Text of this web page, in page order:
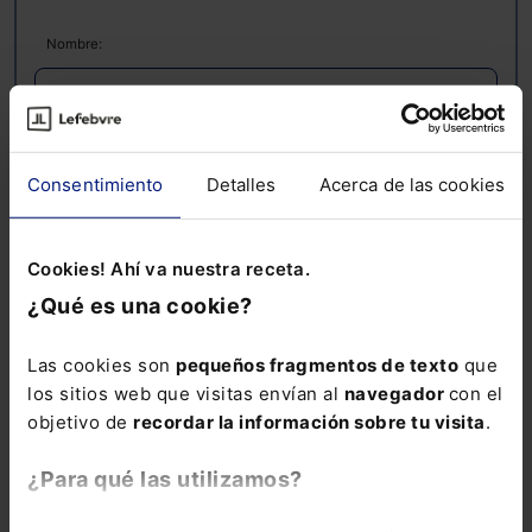
Consentimiento Detalles Acerca de las cookies
Cookies! Ahí va nuestra receta.
¿Qué es una cookie?
Las cookies son pequeños fragmentos de texto que
los sitios web que visitas envían al navegador con el
objetivo de recordar la información sobre tu visita.
¿Para qué las utilizamos?
Nombre:
Email: